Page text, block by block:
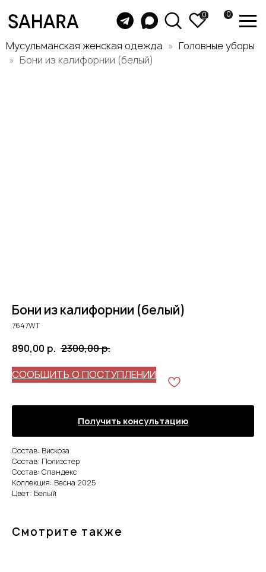
0
Мусульманская женская одежда
Головные уборы
Бони из калифорнии (белый)
Бони из калифорнии (белый)
7647WT
890,00 р. 2300,00р.
СООБЩИТЬ О ПОСТУПЛЕНИИ
Получить консультацию
Состав: Вискоза
Состав: Полиэстер
Состав: Спандекс
Коллекция: Весна 2025
Цвет: Белый
Смотрите также